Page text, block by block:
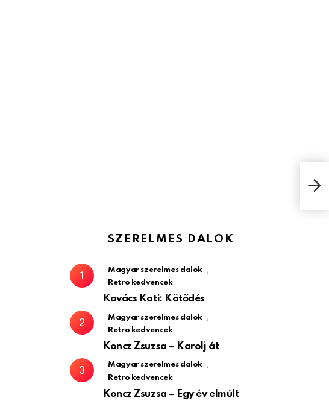
SZERELMES DALOK
Magyar szerelmes dalok ,
Retro kedvencek
Kovács Kati: Kötődés
Magyar szerelmes dalok ,
Retro kedvencek
Koncz Zsuzsa – Karolj át
Magyar szerelmes dalok ,
Retro kedvencek
Koncz Zsuzsa – Egy év elmúlt